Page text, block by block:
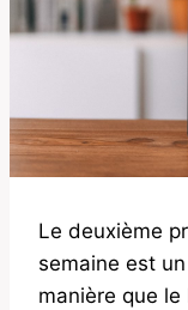
Le deuxième
semaine est
manière que